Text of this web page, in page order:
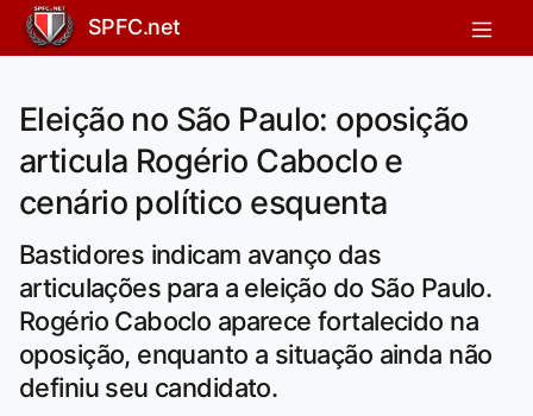
SPFC.net
Eleição no São Paulo: oposição
articula Rogério Caboclo e
cenário político esquenta
Bastidores indicam avanço das
articulações para a eleição do São Paulo.
Rogério Caboclo aparece fortalecido na
oposição, enquanto a situação ainda não
definiu seu candidato.